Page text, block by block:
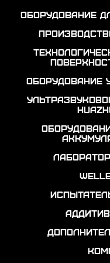
Оборудование
Оборудование